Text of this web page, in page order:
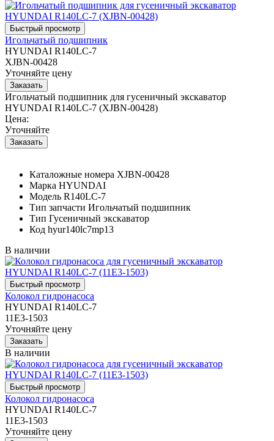
Игольчатый подшипник
HYUNDAI R140LC-7
XJBN-00428
Уточняйте цену
Игольчатый подшипник для гусеничный экскаватор
HYUNDAI R140LC-7 (XJBN-00428)
Цена:
Уточняйте
Каталожные номера XJBN-00428
Марка HYUNDAI
Модель R140LC-7
Тип запчасти Игольчатый подшипник
Тип Гусеничный экскаватор
Код hyur140lc7mp13
В наличии
Колокол гидронасоса
HYUNDAI R140LC-7
11E3-1503
Уточняйте цену
В наличии
Колокол гидронасоса
HYUNDAI R140LC-7
11E3-1503
Уточняйте цену